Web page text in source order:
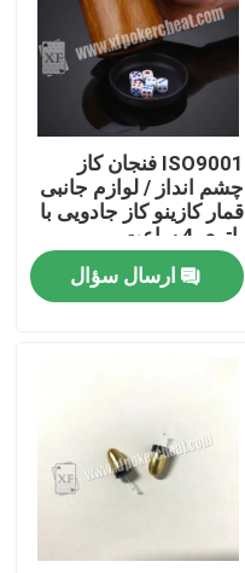
ISO9001 فنجان کاز
چشم انداز / لوازم جانبی
قمار کازینو کاز جادویی با
باتری 4 ساعت
ارسال سؤال